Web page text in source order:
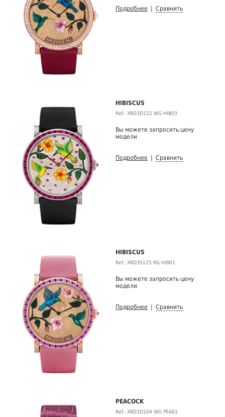
Подробнее Сравнить
HIBISCUS
Ref.: XRD3D122 WG HIB03
Вы можете запросить цену
модели
Подробнее Сравнить
HIBISCUS
Ref.: XRD3S125 RG HIB01
Вы можете запросить цену
модели
Подробнее Сравнить
PEACOCK
Ref.: XRD3D104 WG PEA01